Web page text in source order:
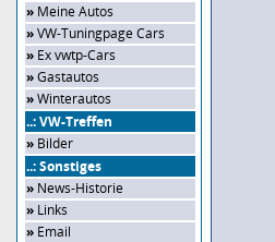
» Meine Autos
»VW-Tuningpage Cars
» Ex vwtp-Cars
»Gastautos
»Winterautos
..: VW-Treffen
» Bilder
..: Sonstiges
» News-Historie
» Links
» Email